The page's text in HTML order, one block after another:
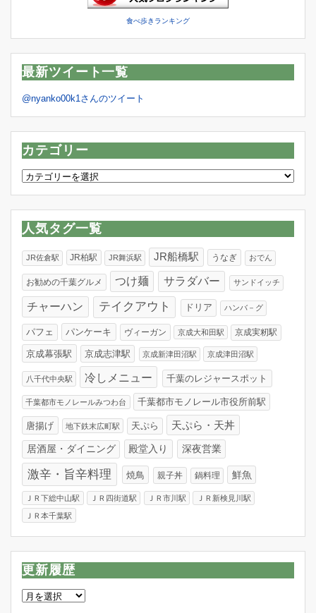
食べ歩きランキング
最新ツイート一覧
@nyanko00k1さんのツイート
カテゴリー
カ
リ
ー
人気タグ一覧
JR佐倉駅 JR柏駅 JR舞浜駅 JR船橋駅 うなぎ おでん
お勧めの千葉グルメ つけ麺 サラダバー サンドイッチ
チャーハン テイクアウト ドリア ハンバ－グ
パフェ パンケーキ ヴィーガン 京成大和田駅 京成実籾駅
京成幕張駅 京成志津駅 京成新津田沼駅 京成津田沼駅
八千代中央駅 冷しメニュー 千葉のレジャースポット
千葉都市モノレールみつわ台 千葉都市モノレール市役所前駅
唐揚げ 地下鉄末広町駅 天ぷら 天ぷら・天丼
居酒屋・ダイニング 殿堂入り 深夜営業
激辛・旨辛料理 焼鳥 親子丼 鍋料理 鮮魚
ＪＲ下総中山駅 ＪＲ四街道駅 ＪＲ市川駅 ＪＲ新検見川駅
ＪＲ本千葉駅
更新履歴
更